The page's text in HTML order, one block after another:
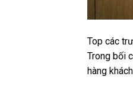
Top các
Trong bối
hàng